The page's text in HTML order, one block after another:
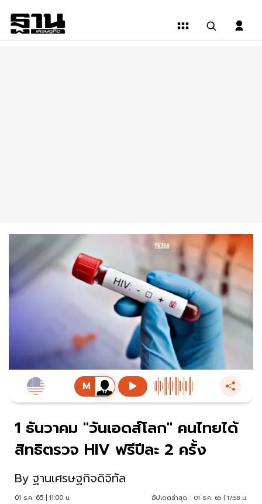
1 ธันวาคม "วันเอดส์โลก" คนไทยได้
สิทธิตรวจ HIV ฟรีปีละ 2 ครั้ง
By ฐานเศรษฐกิจดิจิทัล
01 ธ.ค. 65 | 11:00 น. อัปเดตล่าสุด : 01 ธ.ค. 65 | 17:58 น.